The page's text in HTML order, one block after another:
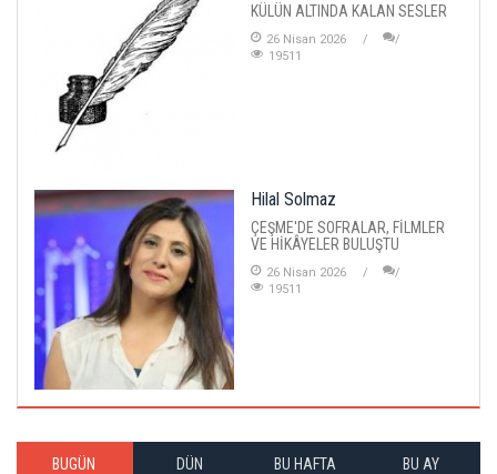
KÜLÜN ALTINDA KALAN SESLER
26 Nisan 2026
19511
Hilal Solmaz
ÇEŞME'DE SOFRALAR, FİLMLER
VE HİKÂYELER BULUŞTU
26 Nisan 2026
19511
BUGÜN DÜN BU HAFTA BU AY